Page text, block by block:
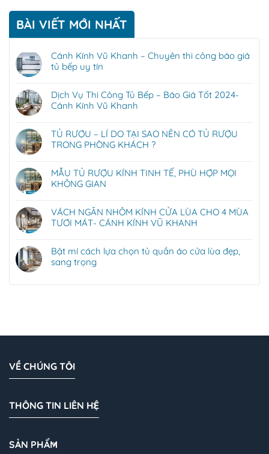
BÀI VIẾT MỚI NHẤT
Cánh Kính Vũ Khanh – Chuyên thi công báo giá
tủ bếp uy tín
Dịch Vụ Thi Công Tủ Bếp – Báo Giá Tốt 2024-
Cánh Kính Vũ Khanh
TỦ RƯỢU – LÍ DO TẠI SAO NÊN CÓ TỦ RƯỢU
TRONG PHÒNG KHÁCH ?
MẪU TỦ RƯỢU KÍNH TINH TẾ, PHÙ HỢP MỌI
KHÔNG GIAN
VÁCH NGĂN NHÔM KÍNH CỬA LÙA CHO 4 MÙA
TƯƠI MÁT- CÁNH KÍNH VŨ KHANH
Bật mí cách lựa chọn tủ quần áo cửa lùa đẹp,
sang trọng
VỀ CHÚNG TÔI
THÔNG TIN LIÊN HỆ
SẢN PHẨM